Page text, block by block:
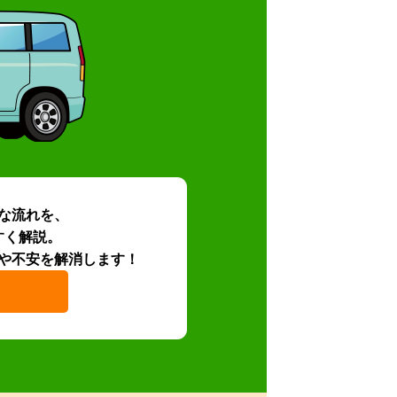
流れを、
解説。
不安を解消します！